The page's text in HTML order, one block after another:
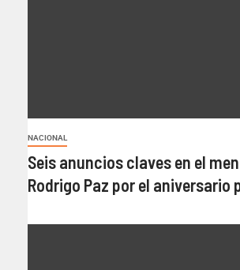
NACIONAL
Seis anuncios claves en el
Rodrigo Paz por el aniversario